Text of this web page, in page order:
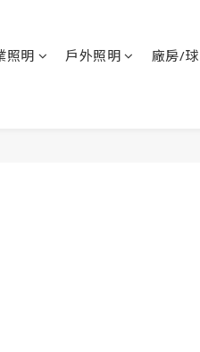
照明 戶外照明 廠房/